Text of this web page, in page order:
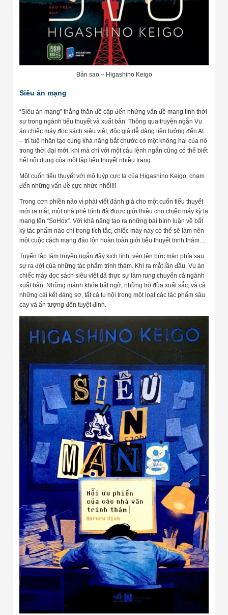
Bản sao – Higashino Keigo
Siêu án mạng
“Siêu án mạng” thẳng thắn đề cập đến những vấn đề mang tính thời
sự trong ngành tiểu thuyết và xuất bản. Thông qua truyện ngắn Vụ
án chiếc máy đọc sách siêu việt, độc giả dễ dàng liên tưởng đến AI
– trí tuệ nhân tạo cùng khả năng bắt chước có một không hai của nó
trong thời đại mới, khi mà chỉ với một câu lệnh ngắn cũng có thể biết
hết nội dung của một tập tiểu thuyết nhiều trang.
Một cuốn tiểu thuyết với mô tuýp cực lạ của Higashino Keigo, chạm
đến những vấn đề cực nhức nhối!!!
Trong cơn phiền não vì phải viết đánh giá cho một cuốn tiểu thuyết
mới ra mắt, một nhà phê bình đã được giới thiệu cho chiếc máy kỳ lạ
mang tên “SoHox”. Với khả năng tạo ra những bài bình luận về bất
kỳ tác phẩm nào chỉ trong tích tắc, chiếc máy này có thể sẽ làm nên
một cuộc cách mạng đảo lộn hoàn toàn giới tiểu thuyết trinh thám…
Tuyển tập tám truyện ngắn đầy kịch tính, vén lên bức màn phía sau
sự ra đời của những tác phẩm trinh thám. Khi ra mắt lần đầu, Vụ án
chiếc máy đọc sách siêu việt đã thực sự làm rung chuyển cả ngành
xuất bản. Những mánh khóe bất ngờ, những trò đùa xuất sắc, và cả
những cái kết đáng sợ, tất cả tụ hội trong một loạt các tác phẩm sâu
cay và ấn tượng đến tuyệt đỉnh.